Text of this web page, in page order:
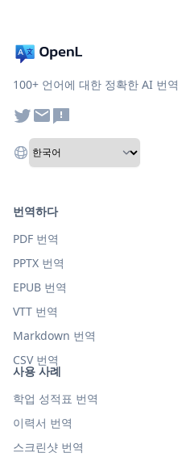
100+ 언어에 대한 정확한 AI 번역
사용 사례
학업 성적표 번역
이력서 번역
스크린샷 번역
번역하다
PDF 번역
PPTX 번역
EPUB 번역
VTT 번역
Markdown 번역
CSV 번역